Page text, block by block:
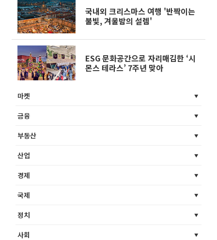
국내외 크리스마스 여행 '반짝이는
불빛, 겨울밤의 설렘'
ESG 문화공간으로 자리매김한 ‘시
몬스 테라스’ 7주년 맞아
마켓
금융
부동산
산업
경제
국제
정치
사회